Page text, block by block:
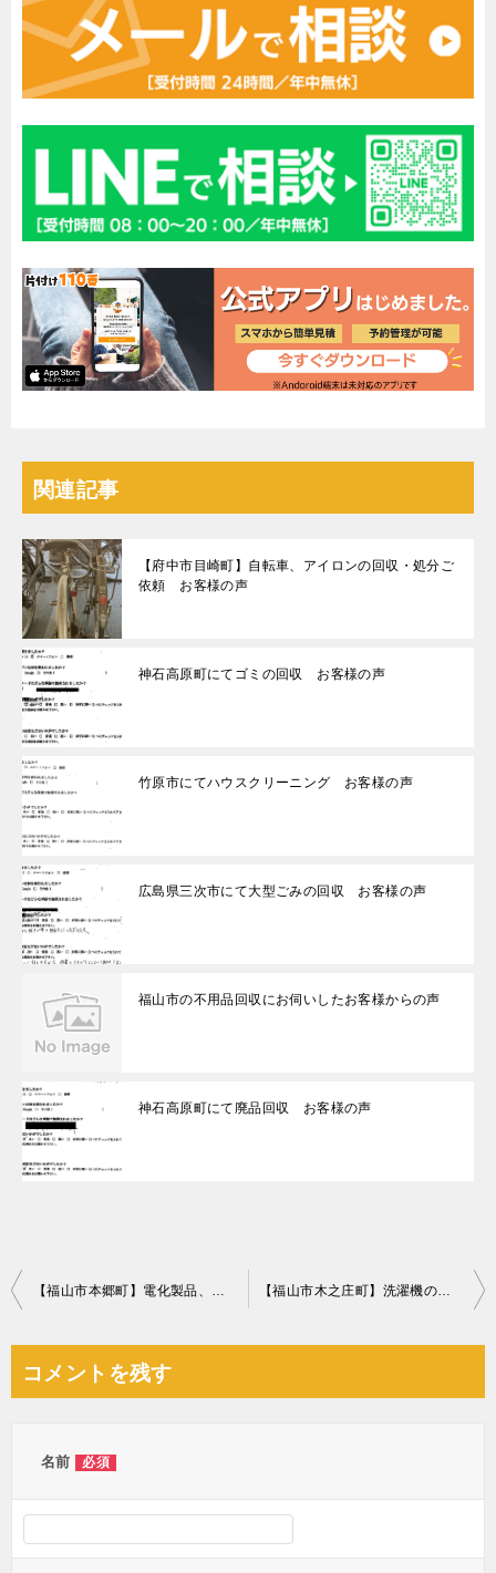
関連記事
【府中市目崎町】自転車、アイロンの回収・処分ご
依頼 お客様の声
神石高原町にてゴミの回収 お客様の声
竹原市にてハウスクリーニング お客様の声
広島県三次市にて大型ごみの回収 お客様の声
福山市の不用品回収にお伺いしたお客様からの声
神石高原町にて廃品回収 お客様の声
投
ビ
【福山市本郷町】電化製品、健康器具の回収☆直前の不用品の追加にも柔軟に対応でき、お客様にご満足いただけました！ 【福山市木之庄町】洗濯機の回収☆希望日の回収で喜んでいただきました！
コメントを残す
名前 必須